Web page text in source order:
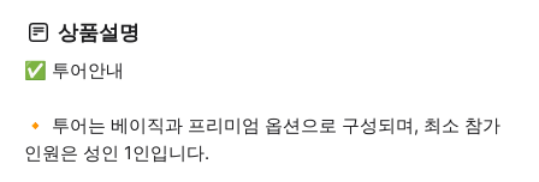
상품설명
✅ 투어안내
🔸 투어는 베이직과 프리미엄 옵션으로 구성되며, 최소 참가
인원은 성인 1인입니다.